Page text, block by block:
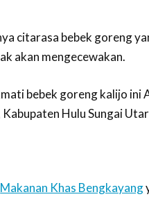
citarasa bebek goreng
akan mengecewakan.
bebek goreng kalijo ini
Hulu Sungai
Makanan Khas Bengkayang